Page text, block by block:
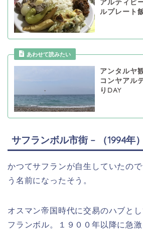
アルティビ
ルプレート
あわせて読みたい
アンタルヤ
コンヤアル
りDAY
サフランボル市街 – （1994年）
かつてサフランが自生していたの
う名前になったそう。
オスマン帝国時代に交易のハブと
フランボル。１９００年以降に急激